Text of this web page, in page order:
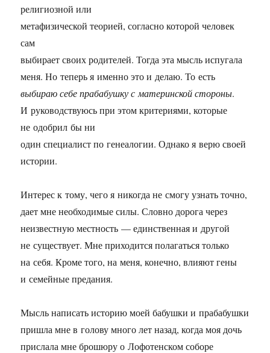
религиозной или
метафизической теорией, согласно которой человек
сам
выбирает своих родителей. Тогда эта мысль испугала
меня. Но теперь я именно это и делаю. То есть
выбираю себе прабабушку с материнской стороны.
И руководствуюсь при этом критериями, которые
не одобрил бы ни
один специалист по генеалогии. Однако я верю своей
истории.
Интерес к тому, чего я никогда не смогу узнать точно,
дает мне необходимые силы. Словно дорога через
неизвестную местность — единственная и другой
не существует. Мне приходится полагаться только
на себя. Кроме того, на меня, конечно, влияют гены
и семейные предания.
Мысль написать историю моей бабушки и прабабушки
пришла мне в голову много лет назад, когда моя дочь
прислала мне брошюру о Лофотенском соборе